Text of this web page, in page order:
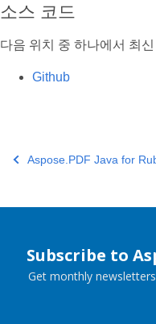
소스 코드
다음 위치 중 하나에서 최
Github
Aspose.PDF Java for
Subscribe to
Get monthly